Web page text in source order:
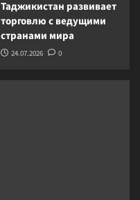
Таджикистан развивает
торговлю с ведущими
странами мира
24.07.2026 0